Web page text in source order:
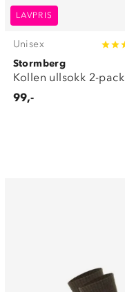
LAVPRIS
Unisex
Stormberg
Kollen ullsokk 2-pack
99,-